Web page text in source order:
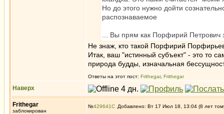
Но до этого нужно дойти
распознаваемое
... Вы прям как Порфирий
Не знаж, кто такой Порфирий
Итак, ваш "истинный субъект" - это то
природа будды, изначальная
Ответы на этот пост: Frithegar, Frithegar
Наверх
Frithegar
заблокирован
№429641 Добавлено: Вт 17 Июл 18, 13:04 (8 лет